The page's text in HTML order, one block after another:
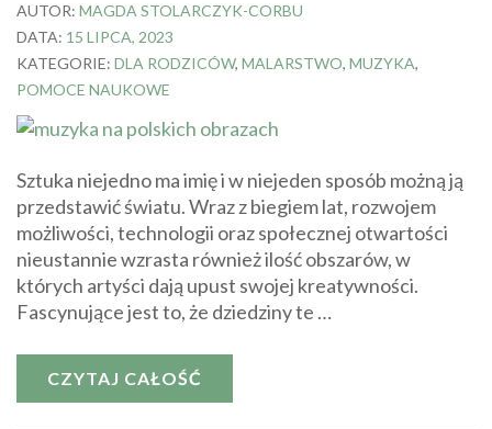
AUTOR: MAGDA STOLARCZYK-CORBU
DATA: 15 LIPCA, 2023
KATEGORIE: DLA RODZICÓW, MALARSTWO, MUZYKA,
POMOCE NAUKOWE
Sztuka niejedno ma imię i w niejeden sposób możną ją
przedstawić światu. Wraz z biegiem lat, rozwojem
możliwości, technologii oraz społecznej otwartości
nieustannie wzrasta również ilość obszarów, w
których artyści dają upust swojej kreatywności.
Fascynujące jest to, że dziedziny te …
CZYTAJ CAŁOŚĆ